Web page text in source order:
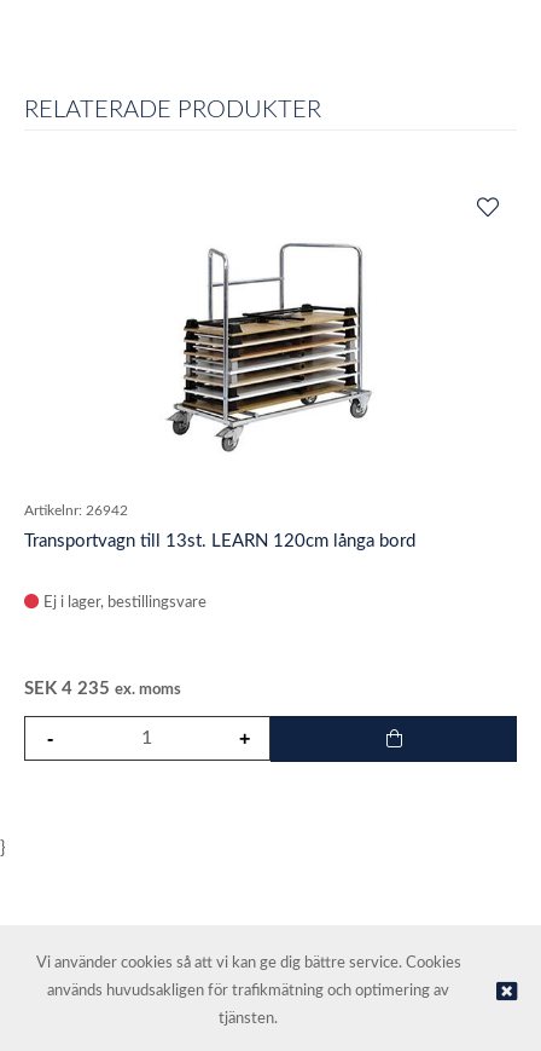
RELATERADE PRODUKTER
Artikelnr: 26942
Transportvagn till 13st. LEARN 120cm långa bord
Ej i lager
SEK 4 235 ex. moms
}
© NORDIC HOTEL SUPPORT AS | Webbutik tillhandahålls av
Kréatif
AS
Vi använder cookies så att vi kan ge dig bättre service. Cookies
används huvudsakligen för trafikmätning och optimering av
tjänsten.